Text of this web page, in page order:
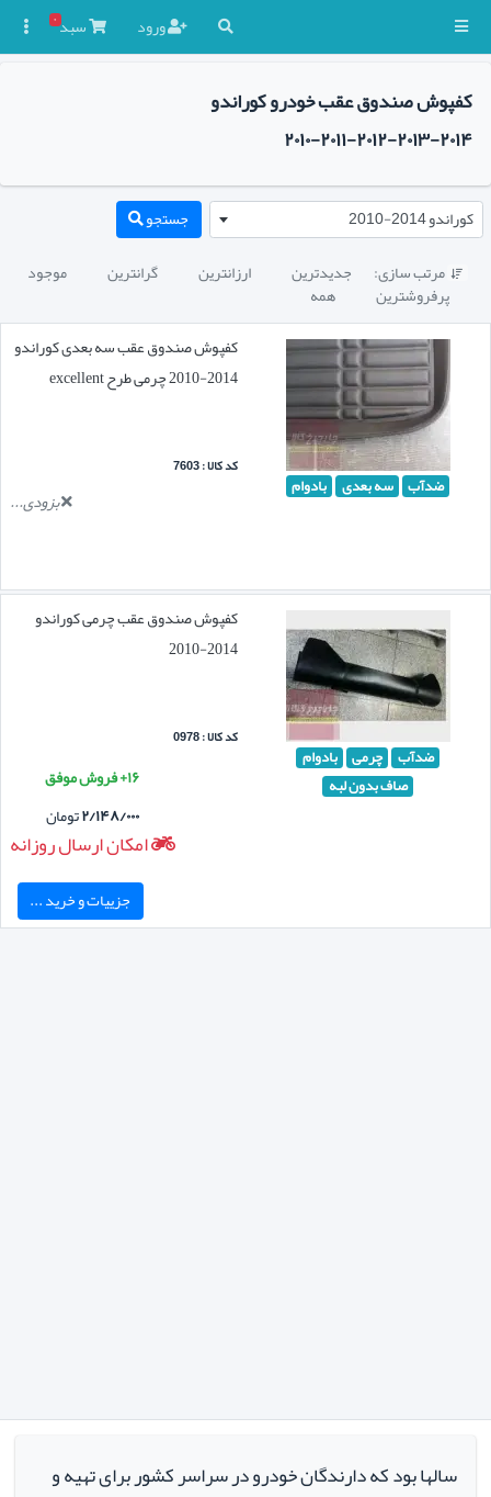
ورود سبد۰
کفپوش صندوق عقب خودرو کوراندو
۲۰۱۴-۲۰۱۳-۲۰۱۲-۲۰۱۱-۲۰۱۰
کوراندو 2014-2010 جستجو
 مرتب سازی: جدیدترین ارزانترین گرانترین موجود
پرفروشترین همه
ضدآب سه بعدی بادوام
کفپوش صندوق عقب سه بعدی کوراندو
2014-2010 چرمی طرح excellent
کد کالا : 7603
بزودی...
ضدآب چرمی بادوام
صاف بدون لبه
کفپوش صندوق عقب چرمی کوراندو
2014-2010
کد کالا : 0978
۱۶+ فروش موفق
۲/۱۴۸/۰۰۰تومان
امکان ارسال روزانه
جزییات و خرید ...
سالها بود که دارندگان خودرو در سراسر کشور برای تهیه و